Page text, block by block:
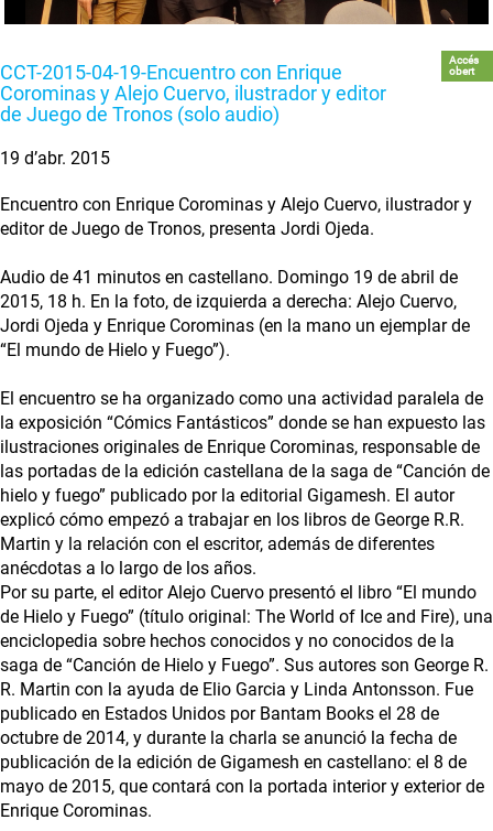
CCT-2015-04-19-Encuentro con Enrique
Corominas y Alejo Cuervo, ilustrador y editor
de Juego de Tronos (solo audio)
Accés
obert
19 d’abr. 2015
Encuentro con Enrique Corominas y Alejo Cuervo, ilustrador y
editor de Juego de Tronos, presenta Jordi Ojeda.
Audio de 41 minutos en castellano. Domingo 19 de abril de
2015, 18 h. En la foto, de izquierda a derecha: Alejo Cuervo,
Jordi Ojeda y Enrique Corominas (en la mano un ejemplar de
“El mundo de Hielo y Fuego”).
El encuentro se ha organizado como una actividad paralela de
la exposición “Cómics Fantásticos” donde se han expuesto las
ilustraciones originales de Enrique Corominas, responsable de
las portadas de la edición castellana de la saga de “Canción de
hielo y fuego” publicado por la editorial Gigamesh. El autor
explicó cómo empezó a trabajar en los libros de George R.R.
Martin y la relación con el escritor, además de diferentes
anécdotas a lo largo de los años.
Por su parte, el editor Alejo Cuervo presentó el libro “El mundo
de Hielo y Fuego” (título original: The World of Ice and Fire), una
enciclopedia sobre hechos conocidos y no conocidos de la
saga de “Canción de Hielo y Fuego”. Sus autores son George R.
R. Martin con la ayuda de Elio Garcia y Linda Antonsson. Fue
publicado en Estados Unidos por Bantam Books el 28 de
octubre de 2014, y durante la charla se anunció la fecha de
publicación de la edición de Gigamesh en castellano: el 8 de
mayo de 2015, que contará con la portada interior y exterior de
Enrique Corominas.